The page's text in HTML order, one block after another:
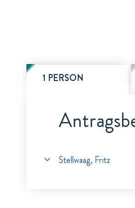
1 PERSON
Stellwaag, Fritz